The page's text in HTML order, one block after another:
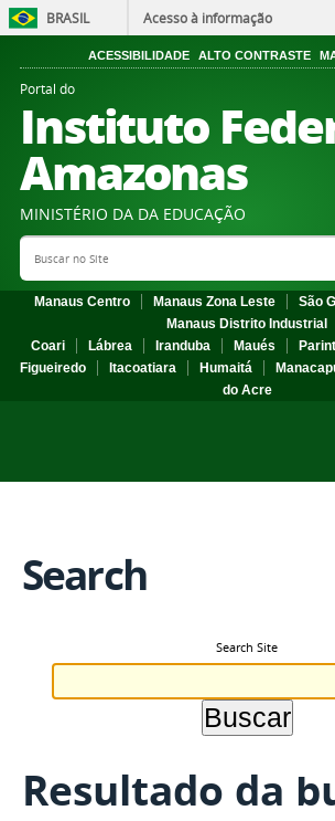
BRASIL Acesso à informação
ACESSIBILIDADE ALTO CONTRASTE
Portal do
Instituto
Amazonas
MINISTÉRIO DA DA EDUCAÇÃO
Search Site
Manaus Centro Manaus Zona Leste
São
Manaus Distrito Industrial
Coari
Lábrea Iranduba Maués
Figueiredo
Itacoatiara Humaitá
do Acre
Search
Search Site
Resultado da